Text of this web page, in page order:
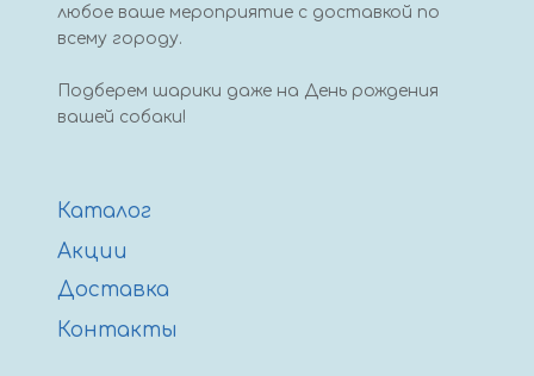
любое ваше мероприятие с доставкой по
всему городу.
Подберем шарики даже на День рождения
вашей собаки!
Каталог
Акции
Доставка
Контакты